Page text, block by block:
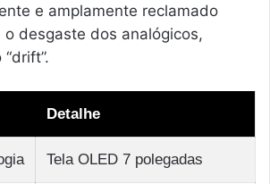
e amplamente reclamado
o desgaste dos analógicos,
Detalhe
Tela OLED 7 polegadas